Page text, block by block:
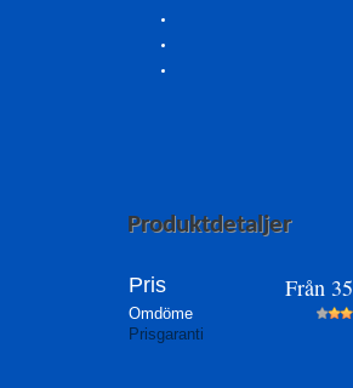
Produktdetaljer
Pris Från 35
Omdöme
Prisgaranti